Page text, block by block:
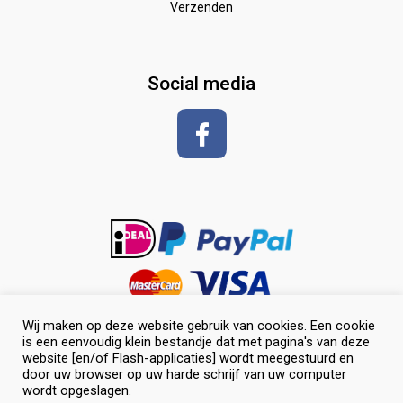
hoeven
vlechten en toiletteren
Zadeldekken & toebehoren
Shirt met korte mouwen
Verzenden
Social media
Wij maken op deze website gebruik van cookies. Een cookie
is een eenvoudig klein bestandje dat met pagina's van deze
website [en/of Flash-applicaties] wordt meegestuurd en
door uw browser op uw harde schrijf van uw computer
wordt opgeslagen.